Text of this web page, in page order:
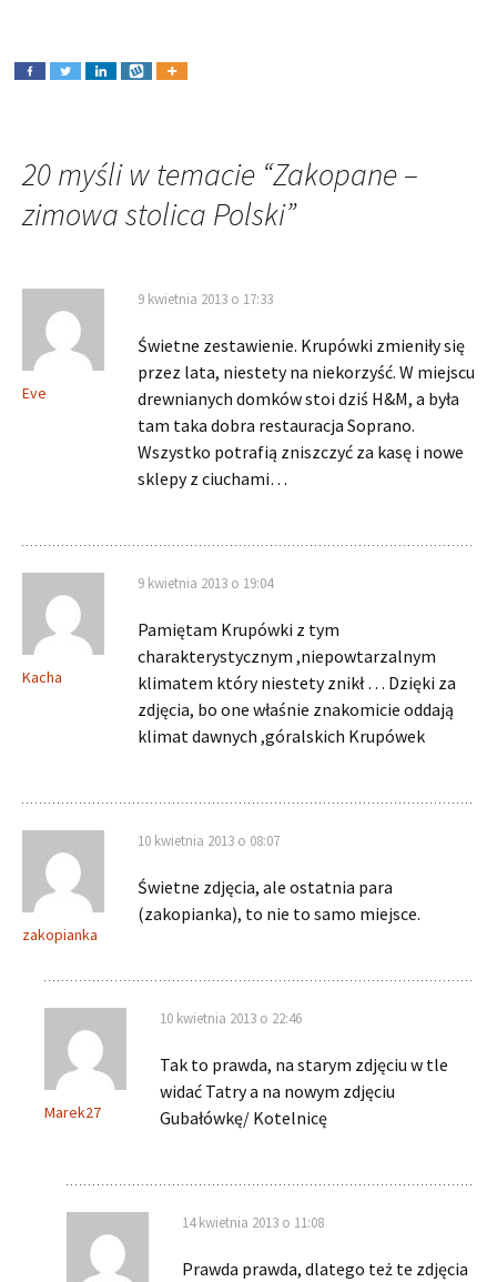
20 myśli w temacie “Zakopane –
zimowa stolica Polski”
Eve
9 kwietnia 2013 o 17:33
Świetne zestawienie. Krupówki zmieniły się
przez lata, niestety na niekorzyść. W miejscu
drewnianych domków stoi dziś H&M, a była
tam taka dobra restauracja Soprano.
Wszystko potrafią zniszczyć za kasę i nowe
sklepy z ciuchami…
Kacha
9 kwietnia 2013 o 19:04
Pamiętam Krupówki z tym
charakterystycznym ,niepowtarzalnym
klimatem który niestety znikł … Dzięki za
zdjęcia, bo one właśnie znakomicie oddają
klimat dawnych ,góralskich Krupówek
zakopianka
10 kwietnia 2013 o 08:07
Świetne zdjęcia, ale ostatnia para
(zakopianka), to nie to samo miejsce.
Marek27
10 kwietnia 2013 o 22:46
Tak to prawda, na starym zdjęciu w tle
widać Tatry a na nowym zdjęciu
Gubałówkę/ Kotelnicę
14 kwietnia 2013 o 11:08
Prawda prawda, dlatego też te zdjęcia